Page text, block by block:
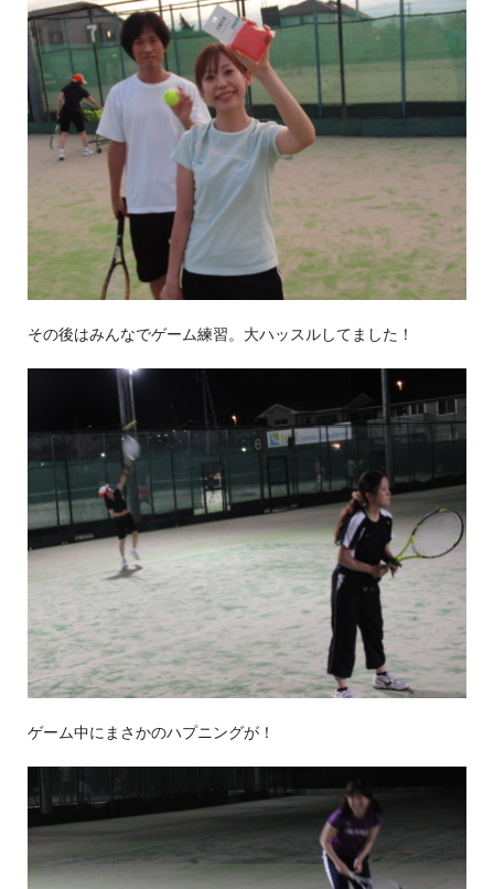
その後はみんなでゲーム練習。大ハッスルしてました！
ゲーム中にまさかのハプニングが！